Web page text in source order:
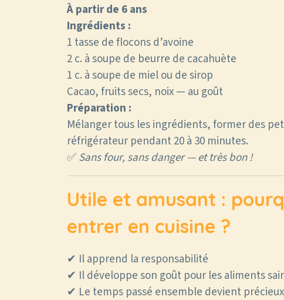
À partir de 6 ans
Ingrédients :
1 tasse de flocons d’avoine
2 c. à soupe de beurre de cacahuète
1 c. à soupe de miel ou de sirop
Cacao, fruits secs, noix — au goût
Préparation :
Mélanger tous les ingrédients, former des
réfrigérateur pendant 20 à 30 minutes.
✅Sans four, sans danger — et très bon !
Utile et amusant :
entrer en cuisine ?
✔ Il apprend la responsabilité
✔ Il développe son goût pour les aliments
✔ Le temps passé ensemble devient précieux